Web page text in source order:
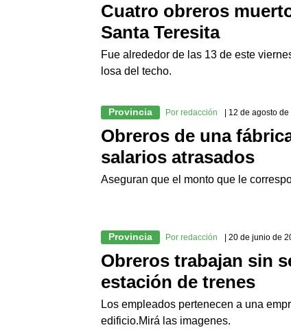
Cuatro obreros
Santa Teresita
Fue alrededor de las 13 de este
losa del techo.
Provincia Por redacción | 12 de agosto
Obreros de una
salarios atrasados
Aseguran que el monto que le
Provincia Por redacción | 20 de junio de
Obreros trabajan sin
estación de trenes
Los empleados pertenecen a una
edificio.Mirá las imagenes.